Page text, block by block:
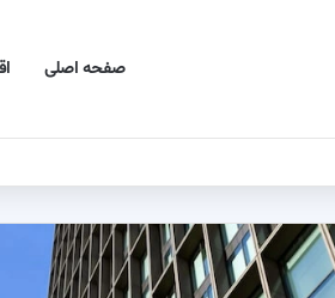
صفحه اصلی